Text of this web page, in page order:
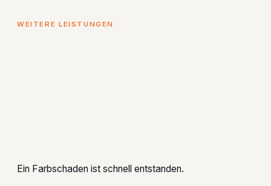
WEITERE LEISTUNGEN
Ein Farbschaden ist schnell entstanden.